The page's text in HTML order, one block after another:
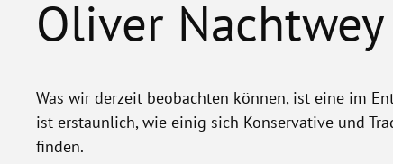
Oliver
Was wir derzeit beobachten können, ist eine im
ist erstaunlich, wie einig sich Konservative und
finden.